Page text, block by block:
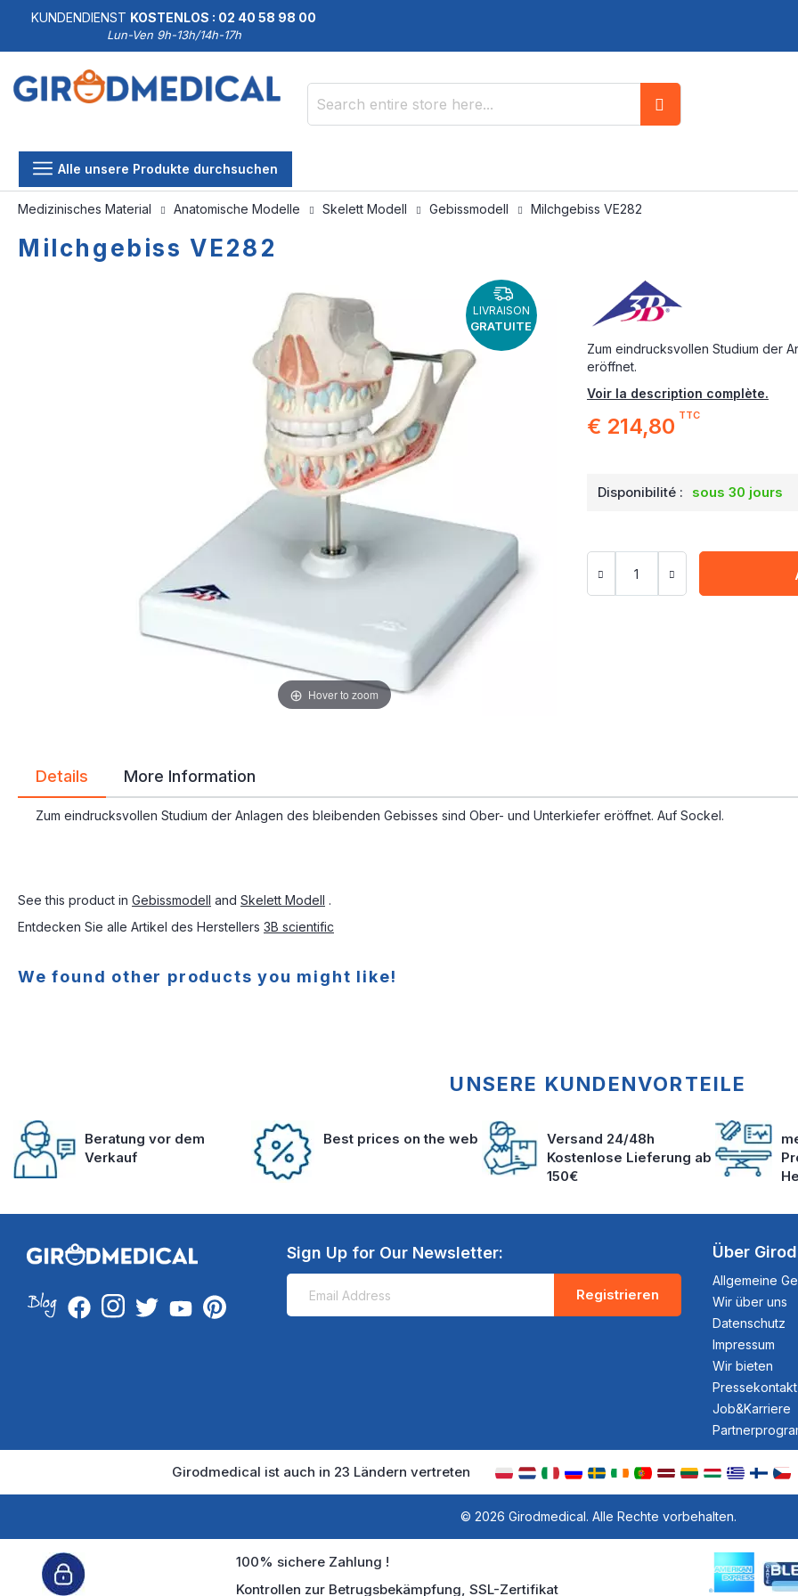
KUNDENDIENST KOSTENLOS : 02 40 58 98 00
Lun-Ven 9h-13h/14h-17h
Alle unsere Produkte durchsuchen
Medizinisches Material Anatomische Modelle Skelett Modell Gebissmodell Milchgebiss VE282
Milchgebiss VE282
Zum eindrucksvollen Studium der
eröffnet.
Voir la description complète.
€ 214,80 TTC
Disponibilité : sous 30 jours
LIVRAISON
GRATUITE
Hover to zoom
Details
Zum eindrucksvollen Studium der Anlagen des bleibenden Gebisses sind Ober- und Unterkiefer eröffnet. Auf Sockel.
More Information
See this product in Gebissmodell and Skelett Modell .
Entdecken Sie alle Artikel des Herstellers 3B scientific
We found other products you might like!
UNSERE KUNDENVORTEILE
Beratung vor dem
Verkauf
Best prices on the web
Versand 24/48h
Kostenlose Lieferung ab
150€
Sign Up for Our Newsletter:
Registrieren
Über
Allgemeine
Wir über uns
Datenschutz
Impressum
Wir bieten
Pressekontakt
Job&Karriere
Girodmedical ist auch in 23 Ländern vertreten
© 2026 Girodmedical. Alle Rechte vorbehalten.
100% sichere Zahlung !
Kontrollen zur Betrugsbekämpfung, SSL-Zertifikat